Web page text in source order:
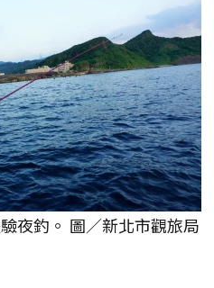
夜釣。 圖／新北市觀旅局